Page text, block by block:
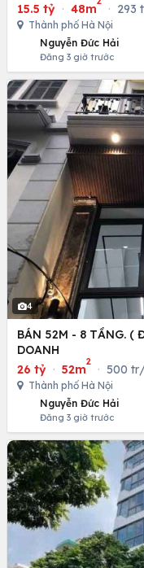
15.5 tỷ · 48m · 293
Thành phố Hà Nội
Nguyễn Đức Hải
Đăng 3 giờ trước
4
BÁN 52M - 8 TẦNG. (
DOANH
26 tỷ · 52m
2
· 500
Thành phố Hà Nội
Nguyễn Đức Hải
Đăng 3 giờ trước